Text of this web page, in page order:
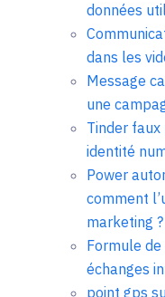
données
dans les
Message
une
Tinder
identité
Power
comment
marketing ?
Formule
échanges
point gps